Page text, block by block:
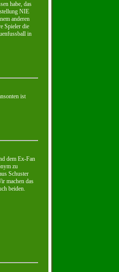
habe, das
NIE
anderen
Spieler die
in
ist
dem Ex-Fan
zu
Schuster
machen das
beiden.